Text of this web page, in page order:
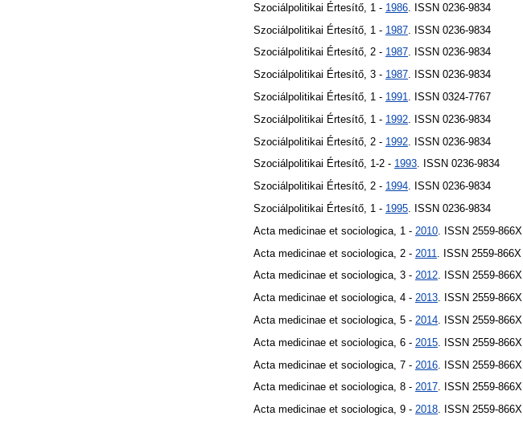
Szociálpolitikai Értesítő, 1 - 1986 . ISSN 0236-9834
Szociálpolitikai Értesítő, 1 - 1987 . ISSN 0236-9834
Szociálpolitikai Értesítő, 2 - 1987. ISSN 0236-9834
Szociálpolitikai Értesítő, 3 - 1987. ISSN 0236-9834
Szociálpolitikai Értesítő, 1 - 1991. ISSN 0324-7767
Szociálpolitikai Értesítő, 1 - 1992 . ISSN 0236-9834
Szociálpolitikai Értesítő, 2 - 1992 . ISSN 0236-9834
Szociálpolitikai Értesítő, 1-2 - 1993. ISSN 0236-9834
Szociálpolitikai Értesítő, 2 - 1994. ISSN 0236-9834
Szociálpolitikai Értesítő, 1 - 1995. ISSN 0236-9834
Acta medicinae et sociologica, 1 - 2010 . ISSN 2559-866X
Acta medicinae et sociologica, 2 - 2011
. ISSN 2559-866X
Acta medicinae et sociologica, 3 - 2012. ISSN 2559-866X
Acta medicinae et sociologica, 4 - 2013. ISSN 2559-866X
Acta medicinae et sociologica, 5 - 2014. ISSN 2559-866X
Acta medicinae et sociologica, 6 - 2015 . ISSN 2559-866X
Acta medicinae et sociologica, 7 - 2016 . ISSN 2559-866X
Acta medicinae et sociologica, 8 - 2017. ISSN 2559-866X
Acta medicinae et sociologica, 9 - 2018. ISSN 2559-866X